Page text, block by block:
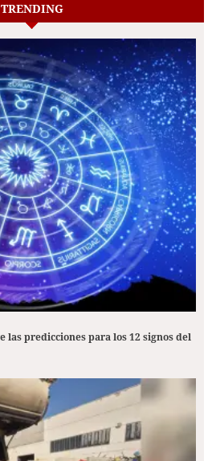
TRENDING
las predicciones para los 12 signos del